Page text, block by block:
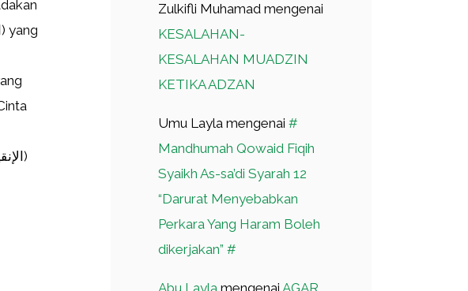
Zulkifli Muhamad mengenai
KESALAHAN-
KESALAHAN MUADZIN
KETIKA ADZAN
Umu Layla mengenai #
Mandhumah Qowaid Fiqih
Syaikh As-sa’di Syarah 12
“Darurat Menyebabkan
Perkara Yang Haram Boleh
dikerjakan” #
Abu Layla mengenai AGAR